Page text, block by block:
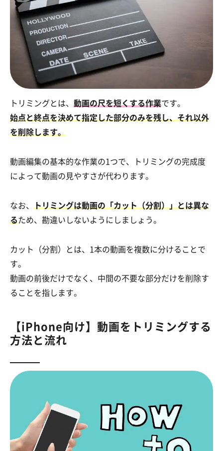
トリミングとは、 動画の尺を短くする作業です。
始点と終点を決めて指定した部分のみを残し、それ以外
を削除します。
動画編集の基本的な作業の1つで、トリミングの完成度
によって動画の見やすさが代わります。
なお、
トリミングは動画の「カット（分割）」とは異な
るため、勘違いしないようにしましょう。
カット（分割）とは、1本の動画を複数に分けることで
す。
動画の前後だけでなく、中間の不要な部分だけを削除す
ることを指します。
【iPhone向け】動画をトリミングする
方法と流れ